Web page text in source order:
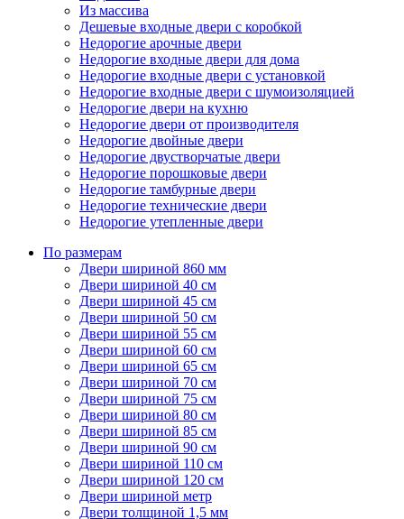
Из массива
Дешевые входные двери с коробкой
Недорогие арочные двери
Недорогие входные двери для дома
Недорогие входные двери с установкой
Недорогие входные двери с шумоизоляцией
Недорогие двери на кухню
Недорогие двери от производителя
Недорогие двойные двери
Недорогие двустворчатые двери
Недорогие порошковые двери
Недорогие тамбурные двери
Недорогие технические двери
Недорогие утепленные двери
По размерам
Двери шириной 860 мм
Двери шириной 40 см
Двери шириной 45 см
Двери шириной 50 см
Двери шириной 55 см
Двери шириной 60 см
Двери шириной 65 см
Двери шириной 70 см
Двери шириной 75 см
Двери шириной 80 см
Двери шириной 85 см
Двери шириной 90 см
Двери шириной 110 см
Двери шириной 120 см
Двери шириной метр
Двери толщиной 1,5 мм